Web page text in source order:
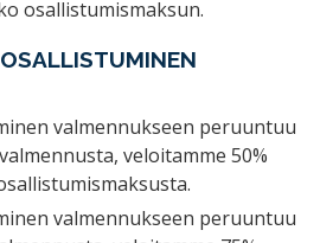
osallistumismaksun.
valmennukseen peruuntuu
veloitamme 50%
valmennukseen peruuntuu